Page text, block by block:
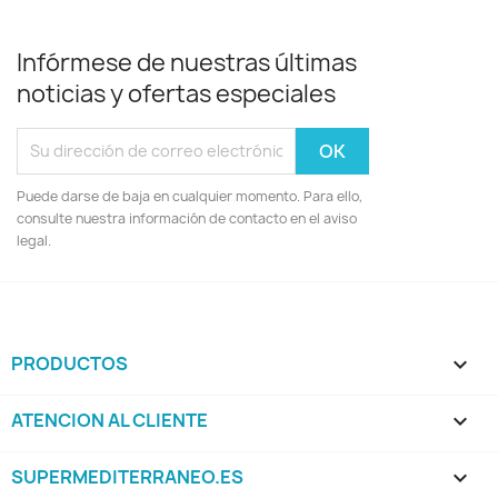
Infórmese de nuestras últimas
noticias y ofertas especiales
Puede darse de baja en cualquier momento. Para ello,
consulte nuestra información de contacto en el aviso
legal.
PRODUCTOS 
ATENCION AL CLIENTE 
SUPERMEDITERRANEO.ES 